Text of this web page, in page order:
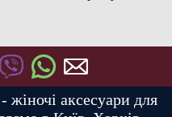
аксесуари для